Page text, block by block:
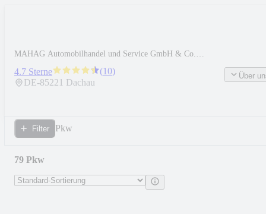
MAHAG Automobilhandel und Service GmbH & Co.
4.7 Sterne (10)
DE-85221 Dachau
Über
Filter Pkw
79 Pkw